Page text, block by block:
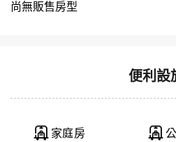
尚無販售房型
便利設
家庭房